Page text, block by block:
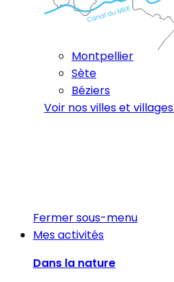
Montpellier
Sète
Béziers
Voir nos villes et villages
Fermer sous-menu
Mes activités
Dans la nature